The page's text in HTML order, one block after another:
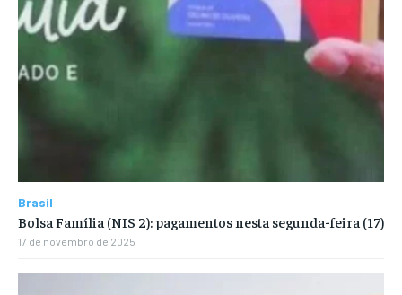
Brasil
Bolsa Família (NIS 2): pagamentos nesta segunda-feira (17)
17 de novembro de 2025